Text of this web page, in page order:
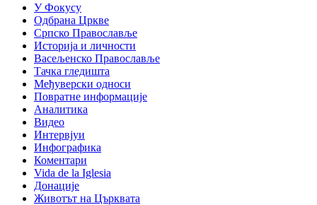
У Фокусу
Одбрана Цркве
Српско Православље
Историја и личности
Васељенско Православље
Тачка гледишта
Међуверски односи
Повратне информације
Аналитика
Видео
Интервјуи
Инфографика
Коментари
Vida de la Iglesia
Донације
Животът на Църквата